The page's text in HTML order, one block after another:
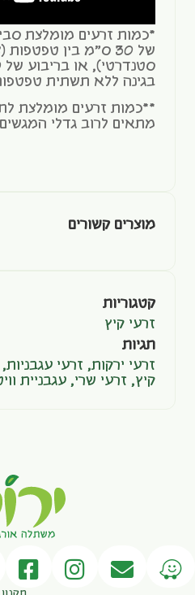
*כמות זרעים מומלצת
של 30 ס"מ בין
בגינה ללא תשתית
**כמות זרעים מומלצת
מתאים לרוב גדלי המגשים
מוצרים קשורים
קטגוריות
זרעי קיץ
תגיות
זרעי ירקות, זרעי עגבניות,
קיץ, זרעי שרי, עגבניית
תקנון